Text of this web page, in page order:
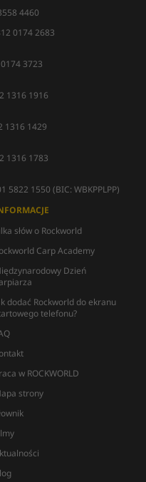
4460
0174 2683
3723
1316 1916
1316 1429
1316 1783
5822 1550 (BIC: WBKPPLPP)
słów o Rockworld
Carp Academy
Dzień
dodać Rockworld do ekranu
telefonu?
w ROCKWORLD
strony